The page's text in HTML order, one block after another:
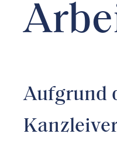
Aufgrund